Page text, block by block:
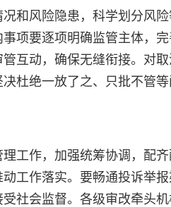
和风险隐患，科学划分风
项要逐项明确监管主体，
互动，确保无缝衔接。对
杜绝一放了之、只批不管等
工作，加强统筹协调，配
工作落实。要畅通投诉举
社会监督。各级审改牵头